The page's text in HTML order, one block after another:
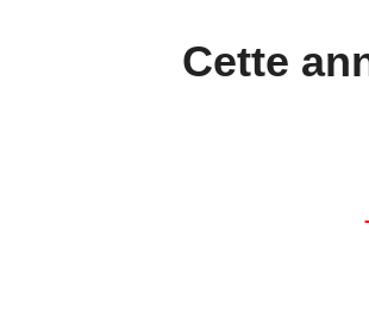
Cette